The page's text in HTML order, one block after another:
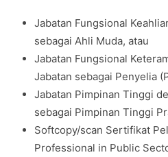
Jabatan Fungsional
sebagai Ahli Muda, atau
Jabatan Fungsional
Jabatan sebagai Penyelia
Jabatan Pimpinan Tinggi
sebagai Pimpinan Tinggi
Softcopy/scan Sertifikat
Professional in Public